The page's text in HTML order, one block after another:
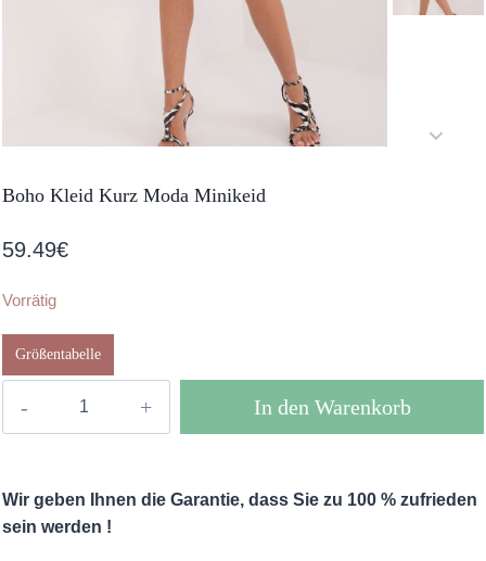
Boho Kleid Kurz Moda Minikeid
59.49€
Vorrätig
Größentabelle
Minikeid
Menge
In den Warenkorb
Wir geben Ihnen die Garantie, dass Sie zu 100 % zufrieden
sein werden !